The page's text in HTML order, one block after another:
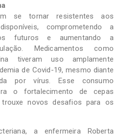
se tornar resistentes aos
comprometendo a
futuros e aumentando a
Medicamentos como
tiveram uso amplamente
de Covid-19, mesmo diante
por vírus. Esse consumo
o fortalecimento de cepas
novos desafios para os
a enfermeira Roberta